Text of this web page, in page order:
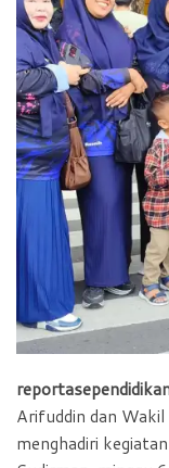
o
o
k
A
p
p
F
r
i
e
n
d
l
y
Arifuddin dan
menghadiri